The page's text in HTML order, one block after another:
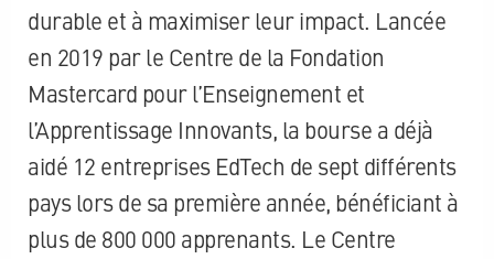
durable et à maximiser leur impact. Lancée
en 2019 par le Centre de la Fondation
Mastercard pour l’Enseignement et
l’Apprentissage Innovants, la bourse a déjà
aidé 12 entreprises EdTech de sept différents
pays lors de sa première année, bénéficiant à
plus de 800 000 apprenants. Le Centre